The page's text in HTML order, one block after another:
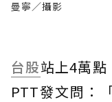
曼寧／攝影
台股站上4萬點
PTT發文問：